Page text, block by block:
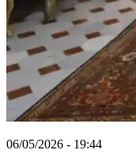
06/05/2026 - 19:44